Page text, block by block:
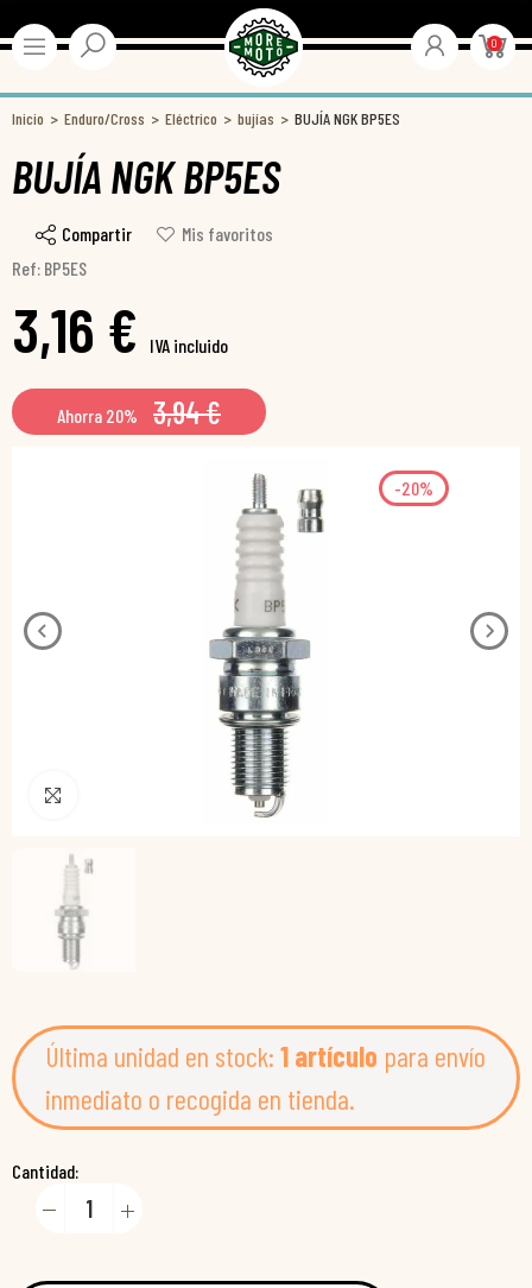
0
Inicio Enduro/Cross Eléctrico bujías BUJÍA NGK BP5ES
BUJÍA NGK BP5ES
Compartir
Mis favoritos
Ref: BP5ES
3,16 € IVA incluido
Ahorra 20% 3,94 €
-20%
Pincha para agrandar
Última unidad en stock: 1 artículo para envío
inmediato o recogida en tienda.
Cantidad: